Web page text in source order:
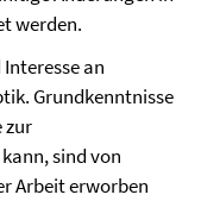
werden.
an
Grundkenntnisse
zur
sind von
Arbeit erworben